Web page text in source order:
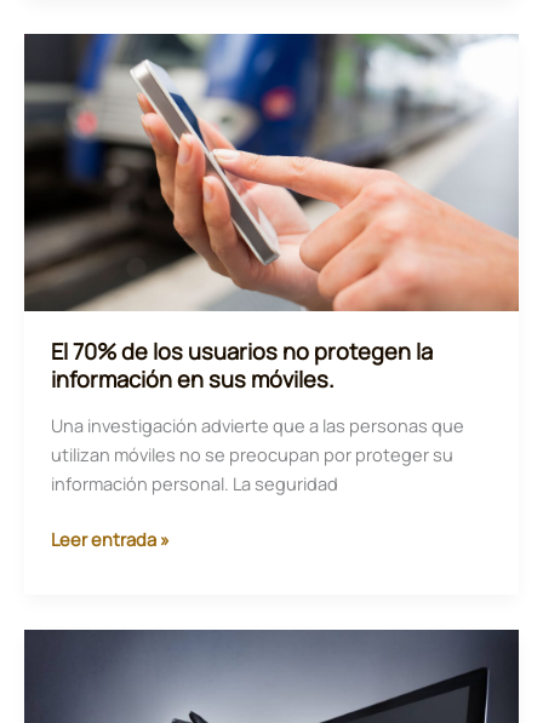
estafas
más
habituales
en
WhatsApp
cómo
evitarlas?
El 70% de los usuarios no protegen la
información en sus móviles.
Una investigación advierte que a las personas que
utilizan móviles no se preocupan por proteger su
información personal. La seguridad
El
los
Leer entrada »